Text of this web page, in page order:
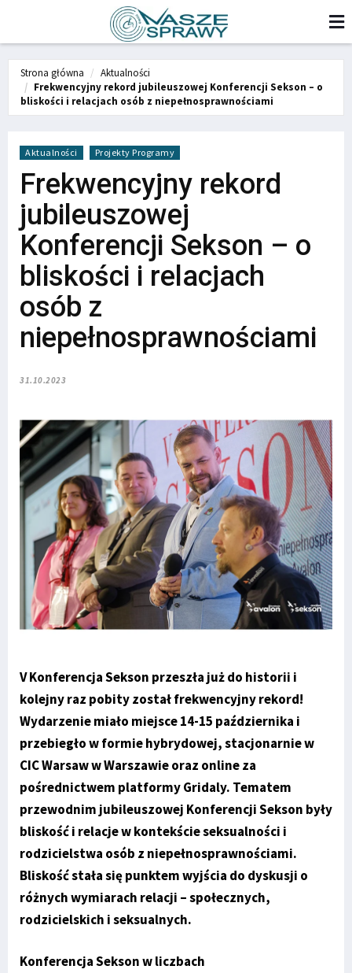
Strona główna
Aktualności
Frekwencyjny rekord jubileuszowej Konferencji Sekson – o
bliskości i relacjach osób z niepełnosprawnościami
Aktualności Projekty Programy
Frekwencyjny rekord
jubileuszowej
Konferencji Sekson – o
bliskości i relacjach
osób z
niepełnosprawnościami
31.10.2023
V Konferencja Sekson przeszła już do historii i
kolejny raz pobity został frekwencyjny rekord!
Wydarzenie miało miejsce 14-15 października i
przebiegło w formie hybrydowej, stacjonarnie w
CIC Warsaw w Warszawie oraz online za
pośrednictwem platformy Gridaly. Tematem
przewodnim jubileuszowej Konferencji Sekson były
bliskość i relacje w kontekście seksualności i
rodzicielstwa osób z niepełnosprawnościami.
Bliskość stała się punktem wyjścia do dyskusji o
różnych wymiarach relacji – społecznych,
rodzicielskich i seksualnych.
Konferencja Sekson w liczbach